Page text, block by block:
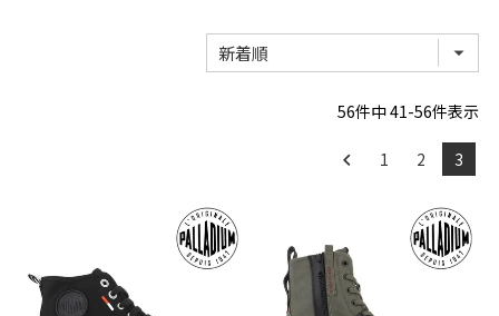
56件中41-56件表示
1 2 3